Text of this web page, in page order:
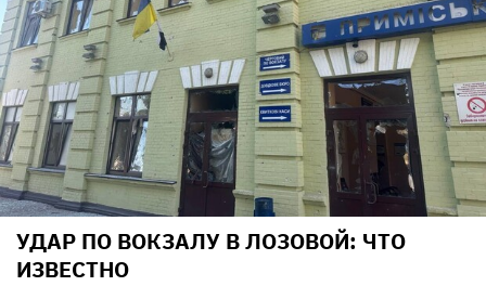
УДАР ПО ВОКЗАЛУ В ЛОЗОВОЙ: ЧТО
ИЗВЕСТНО